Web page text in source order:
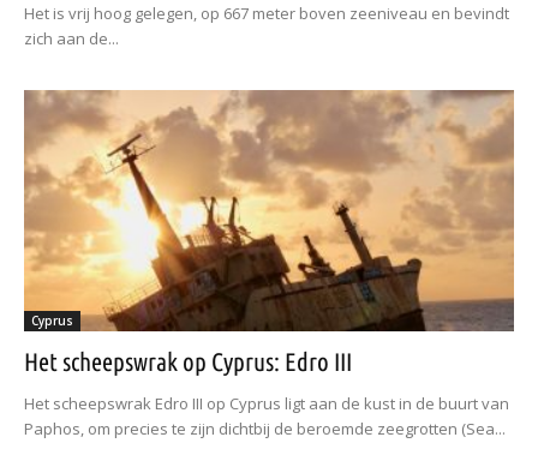
Het is vrij hoog gelegen, op 667 meter boven zeeniveau en bevindt
zich aan de...
Cyprus
Het scheepswrak op Cyprus: Edro III
Het scheepswrak Edro III op Cyprus ligt aan de kust in de buurt van
Paphos, om precies te zijn dichtbij de beroemde zeegrotten (Sea...